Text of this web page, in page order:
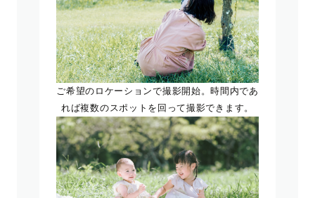
ご希望のロケーションで撮影開始。時間内であ
れば複数のスポットを回って撮影できます。